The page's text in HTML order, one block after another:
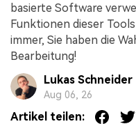
basierte Software
Funktionen dieser
immer, Sie haben die
Bearbeitung!
Lukas Schneider
Aug 06, 26
Artikel teilen: